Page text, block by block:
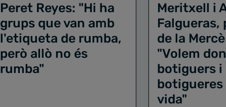
Peret Reyes: "Hi ha
grups que van amb
l'etiqueta de rumba,
però allò no és
rumba"
Meritxell i
Falgueras,
de la
"Volem
botiguers i
vida"